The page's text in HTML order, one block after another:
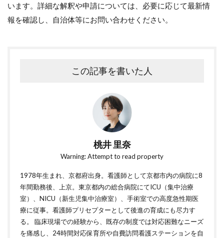
います。詳細な解釈や申請については、必要に応じて最新情
報を確認し、自治体等にお問い合わせください。
この記事を書いた人
桃井 里奈
Warning: Attempt to read property
1978年生まれ、京都府出身。看護師として京都市内の病院に8
年間勤務後、上京。東京都内の総合病院にてICU（集中治療
室）、NICU（新生児集中治療室）、手術室での高度急性期医
療に従事。看護師プリセプターとして後進の育成にも尽力す
る。 臨床現場での経験から、既存の制度では対応困難なニーズ
を痛感し、24時間対応保育所や自費訪問看護ステーションを自